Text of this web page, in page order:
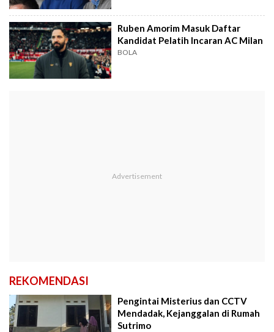
Ruben Amorim Masuk Daftar
Kandidat Pelatih Incaran AC Milan
BOLA
REKOMENDASI
Pengintai Misterius dan CCTV
Mendadak, Kejanggalan di Rumah
Sutrimo